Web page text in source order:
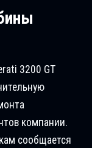
3200 GT
компании.
сообщается